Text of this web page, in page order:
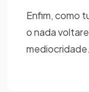
Enfim, como
o nada
mediocridade.